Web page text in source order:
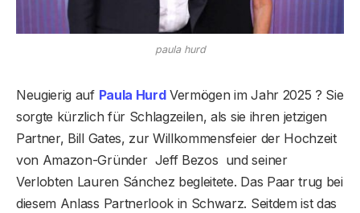
paula hurd
Neugierig auf Paula HurdVermögen im Jahr 2025 ? Sie
sorgte kürzlich für Schlagzeilen, als sie ihren jetzigen
Partner, Bill Gates, zur Willkommensfeier der Hochzeit
von Amazon-Gründer Jeff Bezos und seiner
Verlobten Lauren Sánchez begleitete. Das Paar trug bei
diesem Anlass Partnerlook in Schwarz. Seitdem ist das